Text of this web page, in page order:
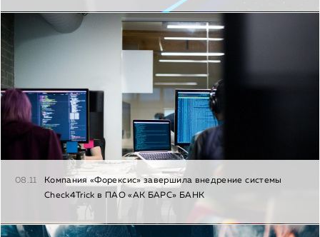
08.11
Компания «Форексис» завершила внедрение системы
Check4Trick в ПАО «АК БАРС» БАНК